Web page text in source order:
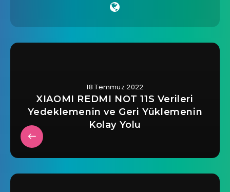
18 Temmuz 2022
XIAOMI REDMI NOT 11S Verileri
Yedeklemenin ve Geri Yüklemenin
Kolay Yolu